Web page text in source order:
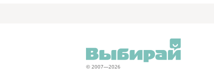
© 2007—2026